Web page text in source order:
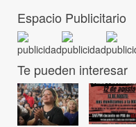
Espacio Publicitario
Te pueden interesar